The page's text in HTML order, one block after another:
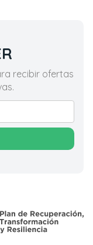
recibir ofertas